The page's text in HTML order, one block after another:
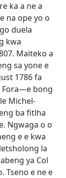
ka a ne a
na ope yo o
duela
kwa
Maiteko a
sa yone e
1786 fa
Fora—e bong
Michel-
ba fitlha
Ngwaga o o
e e kwa
la
ya Col
Tseno e ne e